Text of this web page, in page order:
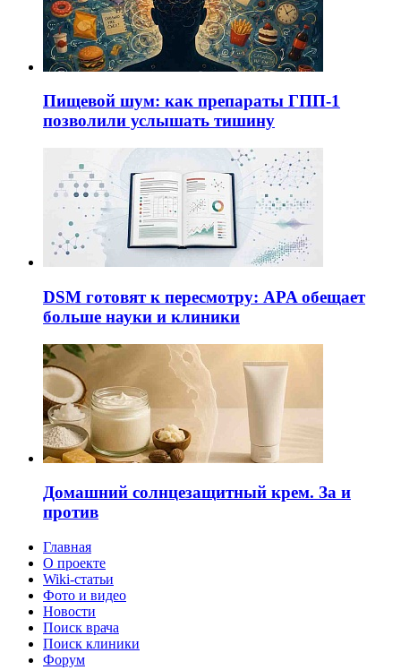
Пищевой шум: как препараты ГПП-1
позволили услышать тишину
DSM готовят к пересмотру: APA обещает
больше науки и клиники
Домашний солнцезащитный крем. За и
против
Главная
О проекте
Wiki-статьи
Фото и видео
Новости
Поиск врача
Поиск клиники
Форум